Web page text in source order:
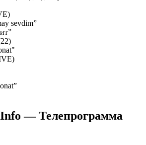
sevdim”
— Телепрограмма